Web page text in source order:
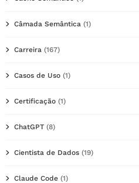
Câmada Semântica (1)
Carreira (167)
Casos de Uso (1)
Certificação (1)
ChatGPT (8)
Cientista de Dados (19)
Claude Code (1)